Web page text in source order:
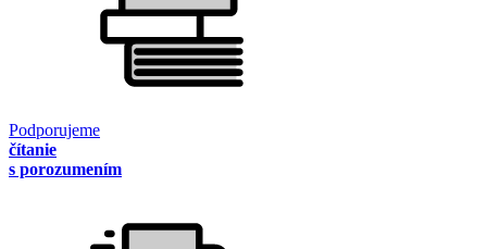
Podporujeme
čítanie
s porozumením